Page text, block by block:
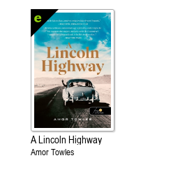
A Lincoln Highway
Amor Towles